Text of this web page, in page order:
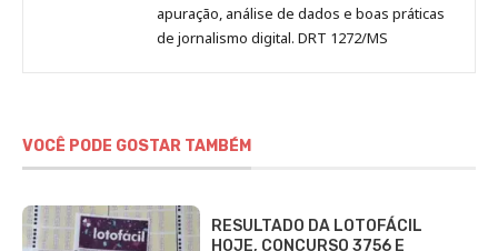
apuração, análise de dados e boas práticas
de jornalismo digital. DRT 1272/MS
VOCÊ PODE GOSTAR TAMBÉM
RESULTADO DA LOTOFÁCIL
HOJE, CONCURSO 3756 E